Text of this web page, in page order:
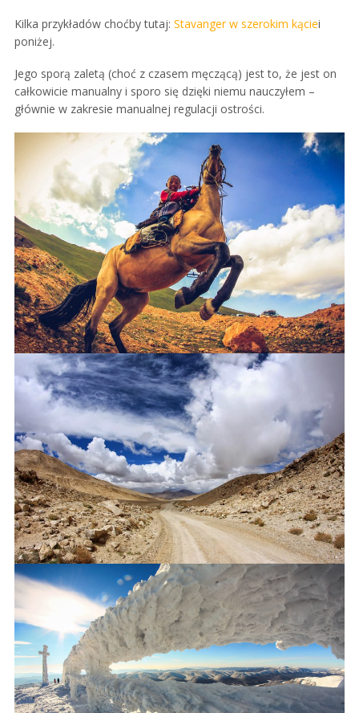
Kilka przykładów choćby tutaj: Stavanger w szerokim kąciei
poniżej.
Jego sporą zaletą (choć z czasem męczącą) jest to, że jest on
całkowicie manualny i sporo się dzięki niemu nauczyłem –
głównie w zakresie manualnej regulacji ostrości.